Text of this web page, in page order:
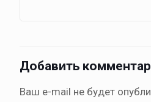
Добавить
Ваш e-mail не будет